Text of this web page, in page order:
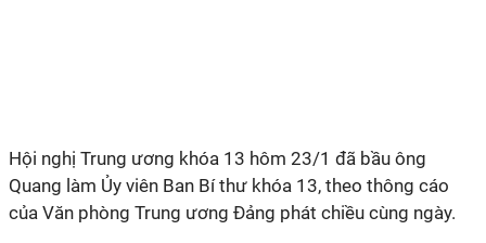
Hội nghị Trung ương khóa 13 hôm 23/1 đã bầu ông
Quang làm Ủy viên Ban Bí thư khóa 13, theo thông cáo
của Văn phòng Trung ương Đảng phát chiều cùng ngày.